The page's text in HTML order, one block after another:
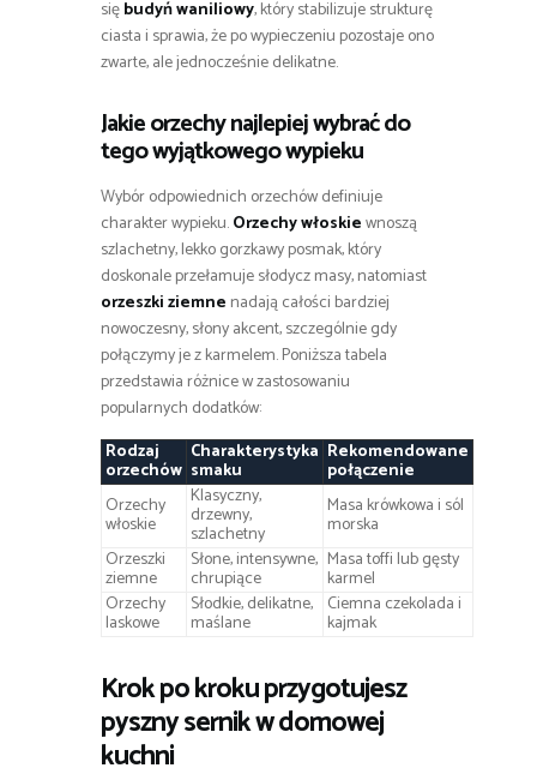
siębudyń waniliowy, który stabilizuje strukturę
ciasta i sprawia, że po wypieczeniu pozostaje ono
zwarte, ale jednocześnie delikatne.
Jakie orzechy najlepiej wybrać do
tego wyjątkowego wypieku
Wybór odpowiednich orzechów definiuje
charakter wypieku.Orzechy włoskiewnoszą
szlachetny, lekko gorzkawy posmak, który
doskonale przełamuje słodycz masy, natomiast
orzeszki ziemne nadają całości bardziej
nowoczesny, słony akcent, szczególnie gdy
połączymy je z karmelem. Poniższa tabela
przedstawia różnice w zastosowaniu
popularnych dodatków:
Rodzaj
orzechów
Charakterystyka
smaku
Rekomendowane
połączenie
Orzechy
włoskie
Klasyczny,
drzewny,
szlachetny
Masa krówkowa i sól
morska
Orzeszki
ziemne
Słone, intensywne,
chrupiące
Masa toffi lub gęsty
karmel
Orzechy
laskowe
Słodkie, delikatne,
maślane
Ciemna czekolada i
kajmak
Krok po kroku przygotujesz
pyszny sernik w domowej
kuchni